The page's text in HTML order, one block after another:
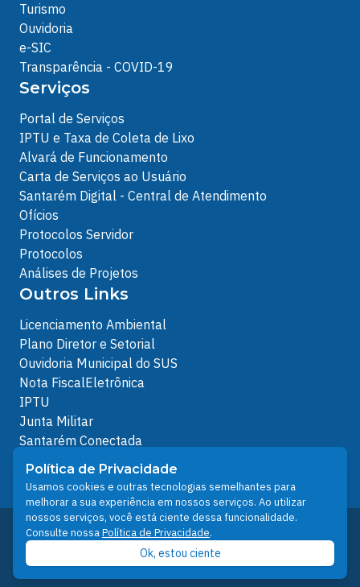
Turismo
Ouvidoria
e-SIC
Transparência - COVID-19
Serviços
Portal de Serviços
IPTU e Taxa de Coleta de Lixo
Alvará de Funcionamento
Carta de Serviços ao Usuário
Santarém Digital - Central de Atendimento
Ofícios
Protocolos Servidor
Protocolos
Análises de Projetos
Outros Links
Licenciamento Ambiental
Plano Diretor e Setorial
Ouvidoria Municipal do SUS
Nota FiscalEletrônica
IPTU
Junta Militar
Santarém Conectada
Política de Privacidade
People illustrations by Storyset
Desenvolvido pelo Núcleo Técnico de Gestão de
Tecnologia da Informação - NTI
Prefeitura de Santarém © 2026
Política de Privacidade
Usamos cookies e outras tecnologias semelhantes para
melhorar a sua experiência em nossos serviços. Ao utilizar
nossos serviços, você está ciente dessa funcionalidade.
Consulte nossaPolítica de Privacidade.
Ok, estou ciente